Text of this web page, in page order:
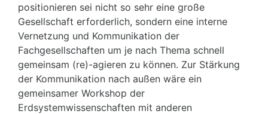
positionieren sei nicht so sehr eine große
Gesellschaft erforderlich, sondern eine interne
Vernetzung und Kommunikation der
Fachgesellschaften um je nach Thema schnell
gemeinsam (re)-agieren zu können. Zur Stärkung
der Kommunikation nach außen wäre ein
gemeinsamer Workshop der
Erdsystemwissenschaften mit anderen